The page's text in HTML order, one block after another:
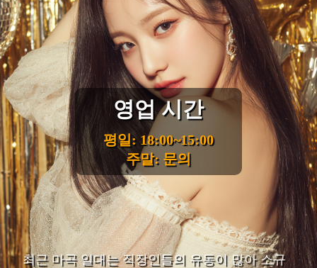
영업 시간
평일: 18:00~15:00
주말: 문의
최근 마곡 일대는 직장인들의 유동이 많아 소규